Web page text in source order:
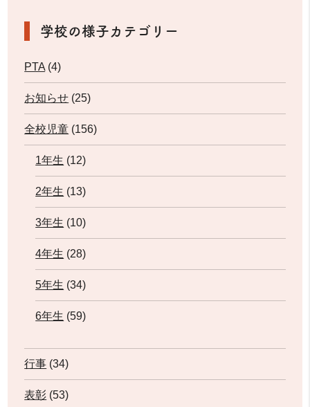
学校の様子カテゴリー
PTA (4)
お知らせ (25)
全校児童 (156)
1年生 (12)
2年生 (13)
3年生 (10)
4年生 (28)
5年生 (34)
6年生 (59)
行事 (34)
表彰 (53)